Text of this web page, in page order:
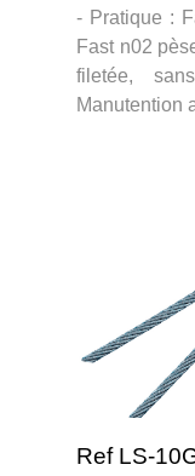
- Pratique :
Fast n02
filetée,
Manutention
Ref LS-